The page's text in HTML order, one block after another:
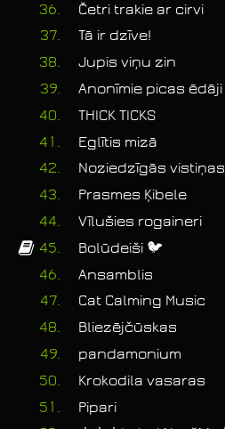
36.
Četri trakie ar cirvi
37.
Tā ir dzīve!
38.
Jupis viņu zin
39.
Anonīmie picas ēdāji
40.
THICK TICKS
41.
Eglītis mizā
42.
Noziedzīgās vistiņas
43.
Prasmes Ķibele
44.
Vīlušies rogaineri
45.
Bolūdeiši 🐦
46.
Ansamblis
47.
Cat Calming Music
48.
Bliezējčūskas
49.
pandamonium
50.
Krokodila vasaras
51.
Pipari